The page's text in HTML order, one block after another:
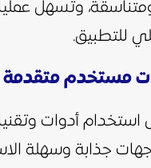
وتسهل
للتطبيق.
استخدام أدوات
جذابة وسهلة